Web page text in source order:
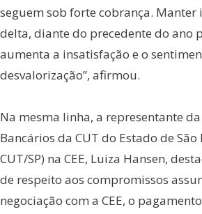
seguem sob forte cobrança. Manter
delta, diante do precedente do ano
aumenta a insatisfação e o
desvalorização”, afirmou.
Na mesma linha, a representante
Bancários da CUT do Estado de São
CUT/SP) na CEE, Luiza Hansen,
de respeito aos compromissos
negociação com a CEE, o